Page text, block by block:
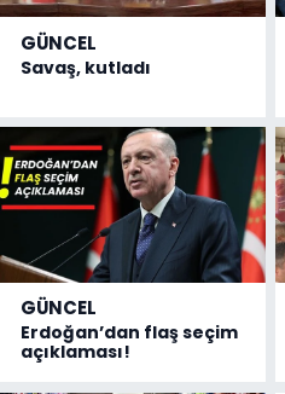
GÜNCEL
Savaş, kutladı
GÜNCEL
Erdoğan’dan flaş seçim
açıklaması!